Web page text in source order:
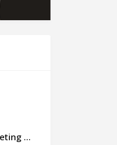
Jasmin Schwanke – Digitales Marketing & KI-gestützte Contenterstellung